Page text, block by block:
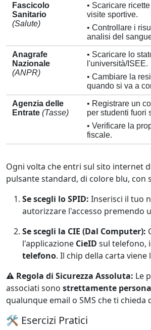
Fascicolo
Sanitario
(Salute)
• Scaricare
visite sportive.
• Controllare i
analisi del
Anagrafe
Nazionale
(ANPR)
• Scaricare lo
l'università/ISEE.
• Cambiare la
quando si va a
Agenzia delle
Entrate (Tasse)
• Registrare un
per studenti fuori
• Verificare la
fiscale.
Ogni volta che entri sul sito internet
pulsante standard, di colore blu, con
Se scegli lo SPID: Inserisci il tuo
autorizzare l'accesso premendo
Se scegli la CIE (Dal Computer):
l'applicazione CieID sul telefono,
telefono. Il chip della carta
⚠️ Regola di Sicurezza Assoluta: Le
associati sono strettamente
qualunque email o SMS che ti
🛠️ Esercizi Pratici